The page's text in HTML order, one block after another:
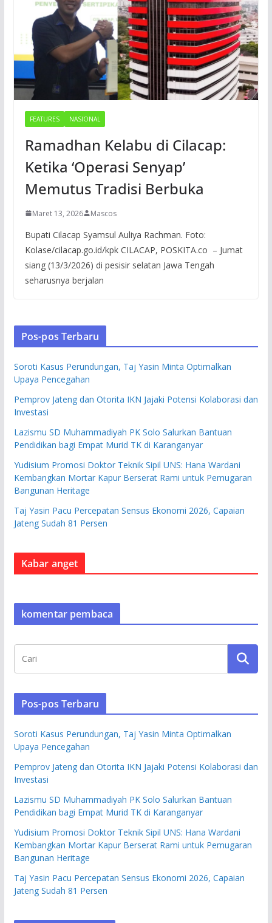
FEATURES NASIONAL
Ramadhan Kelabu di Cilacap:
Ketika ‘Operasi Senyap’
Memutus Tradisi Berbuka
Maret 13, 2026 Mascos
Bupati Cilacap Syamsul Auliya Rachman. Foto:
Kolase/cilacap.go.id/kpk CILACAP, POSKITA.co – Jumat
siang (13/3/2026) di pesisir selatan Jawa Tengah
seharusnya berjalan
Pos-pos Terbaru
Soroti Kasus Perundungan, Taj Yasin Minta Optimalkan
Upaya Pencegahan
Pemprov Jateng dan Otorita IKN Jajaki Potensi Kolaborasi dan
Investasi
Lazismu SD Muhammadiyah PK Solo Salurkan Bantuan
Pendidikan bagi Empat Murid TK di Karanganyar
Yudisium Promosi Doktor Teknik Sipil UNS: Hana Wardani
Kembangkan Mortar Kapur Berserat Rami untuk Pemugaran
Bangunan Heritage
Taj Yasin Pacu Percepatan Sensus Ekonomi 2026, Capaian
Jateng Sudah 81 Persen
Kabar anget
komentar pembaca
Pos-pos Terbaru
Soroti Kasus Perundungan, Taj Yasin Minta Optimalkan
Upaya Pencegahan
Pemprov Jateng dan Otorita IKN Jajaki Potensi Kolaborasi dan
Investasi
Lazismu SD Muhammadiyah PK Solo Salurkan Bantuan
Pendidikan bagi Empat Murid TK di Karanganyar
Yudisium Promosi Doktor Teknik Sipil UNS: Hana Wardani
Kembangkan Mortar Kapur Berserat Rami untuk Pemugaran
Bangunan Heritage
Taj Yasin Pacu Percepatan Sensus Ekonomi 2026, Capaian
Jateng Sudah 81 Persen